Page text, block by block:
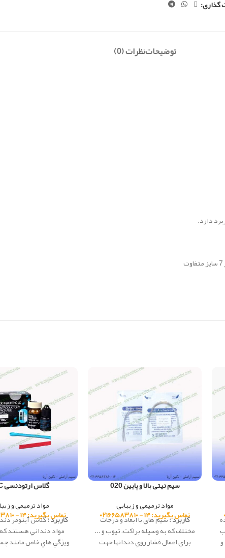
گذاری:
توضیحاتنظرات (0)
دارد.
سیم نیتی بالا و پایین 020
مواد ترمیمی و زیبایی
تماس بگیرید: ۱۴ - ۰۲۱۶۶۵۸۳۸۱۰
کاربرد :سيم هاي با ابعاد و درجات
مختلف كه به وسيله براكت، تيوب و ...
براي اعمال فشار روي دندانها جهت
گلاس ارتودنسی GC
مواد ترمیمی و
تماس بگیرید: ۱۴ - ۰۲۱۶۶۵۸۳۸۱۰
کاربرد :گلاس آينومر
مواد دنداني هستند
وي‍‍ژگي هاي خاص مانند